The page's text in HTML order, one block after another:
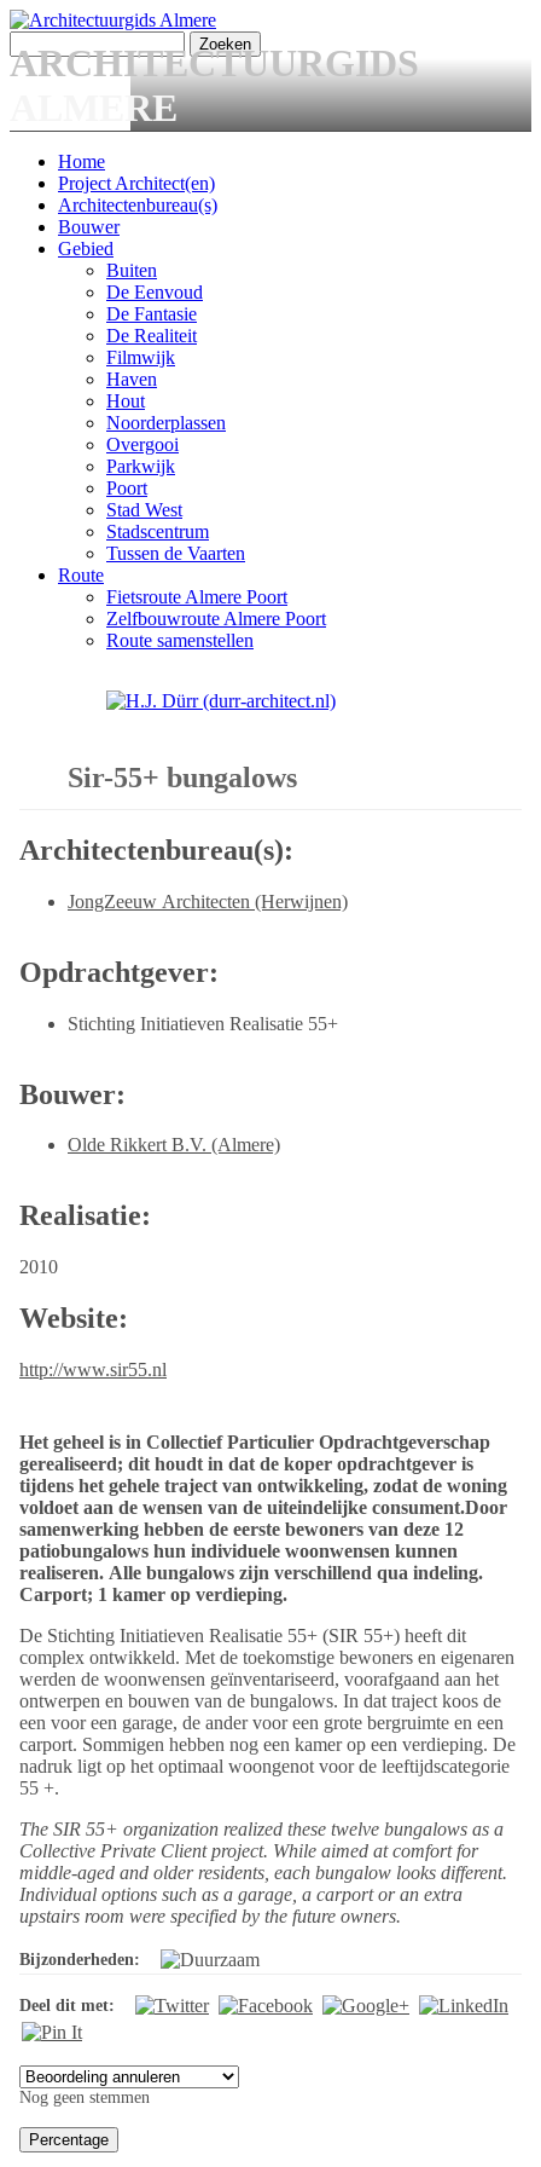
Overslaan en naar de algemene inhoud gaan
Zoekveld
ARCHITECTUURGIDS
ALMERE
Main menu
Home
Project Architect(en)
Architectenbureau(s)
Bouwer
Gebied
Buiten
De Eenvoud
De Fantasie
De Realiteit
Filmwijk
Haven
Hout
Noorderplassen
Overgooi
Parkwijk
Poort
Stad West
Stadscentrum
Tussen de Vaarten
Route
Fietsroute Almere Poort
Zelfbouwroute Almere Poort
Route samenstellen
Sir-55+ bungalows
Architectenbureau(s):
JongZeeuw Architecten (Herwijnen)
Opdrachtgever:
Stichting Initiatieven Realisatie 55+
Bouwer:
Olde Rikkert B.V. (Almere)
Realisatie:
2010
Website:
http://www.sir55.nl
Het geheel is in Collectief Particulier Opdrachtgeverschap
gerealiseerd; dit houdt in dat de koper opdrachtgever is
tijdens het gehele traject van ontwikkeling, zodat de woning
voldoet aan de wensen van de uiteindelijke consument.Door
samenwerking hebben de eerste bewoners van deze 12
patiobungalows hun individuele woonwensen kunnen
realiseren. Alle bungalows zijn verschillend qua indeling.
Carport; 1 kamer op verdieping.
De Stichting Initiatieven Realisatie 55+ (SIR 55+) heeft dit
complex ontwikkeld. Met de toekomstige bewoners en eigenaren
werden de woonwensen geïnventariseerd, voorafgaand aan het
ontwerpen en bouwen van de bungalows. In dat traject koos de
een voor een garage, de ander voor een grote bergruimte en een
carport. Sommigen hebben nog een kamer op een verdieping. De
nadruk ligt op het optimaal woongenot voor de leeftijdscategorie
55 +.
The SIR 55+ organization realized these twelve bungalows as a
Collective Private Client project. While aimed at comfort for
middle-aged and older residents, each bungalow looks different.
Individual options such as a garage, a carport or an extra
upstairs room were specified by the future owners.
Bijzonderheden:
Deel dit met:
Nog geen stemmen